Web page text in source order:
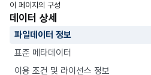
이 페이지의 구성
데이터 상세
파일데이터 정보
표준 메타데이터
이용 조건 및 라이선스 정보